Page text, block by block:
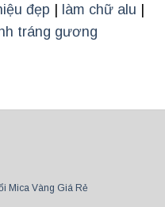
đẹp | làm chữ alu |
tráng gương
Mica Vàng Giá Rẻ